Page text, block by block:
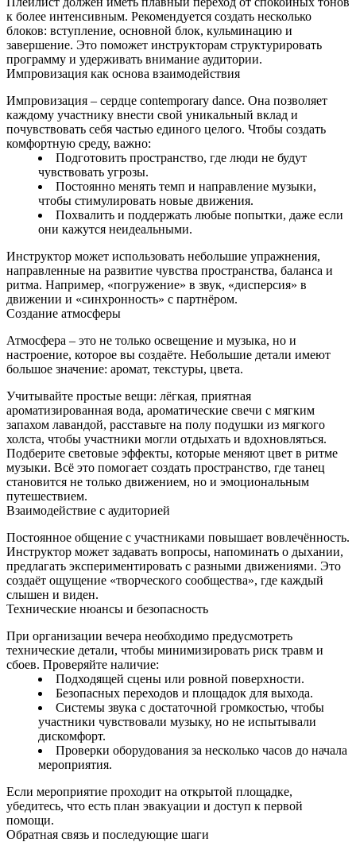
к более интенсивным. Рекомендуется создать несколько
блоков: вступление, основной блок, кульминацию и
завершение. Это поможет инструкторам структурировать
программу и удерживать внимание аудитории.
Импровизация как основа взаимодействия
Импровизация – сердце contemporary dance. Она позволяет
каждому участнику внести свой уникальный вклад и
почувствовать себя частью единого целого. Чтобы создать
комфортную среду, важно:
Подготовить пространство, где люди не будут
чувствовать угрозы.
Постоянно менять темп и направление музыки,
чтобы стимулировать новые движения.
Похвалить и поддержать любые попытки, даже если
они кажутся неидеальными.
Инструктор может использовать небольшие упражнения,
направленные на развитие чувства пространства, баланса и
ритма. Например, «погружение» в звук, «дисперсия» в
движении и «синхронность» с партнёром.
Создание атмосферы
Атмосфера – это не только освещение и музыка, но и
настроение, которое вы создаёте. Небольшие детали имеют
большое значение: аромат, текстуры, цвета.
Учитывайте простые вещи: лёгкая, приятная
ароматизированная вода, ароматические свечи с мягким
запахом лавандой, расставьте на полу подушки из мягкого
холста, чтобы участники могли отдыхать и вдохновляться.
Подберите световые эффекты, которые меняют цвет в ритме
музыки. Всё это помогает создать пространство, где танец
становится не только движением, но и эмоциональным
путешествием.
Взаимодействие с аудиторией
Постоянное общение с участниками повышает вовлечённость.
Инструктор может задавать вопросы, напоминать о дыхании,
предлагать экспериментировать с разными движениями. Это
создаёт ощущение «творческого сообщества», где каждый
слышен и виден.
Технические нюансы и безопасность
При организации вечера необходимо предусмотреть
технические детали, чтобы минимизировать риск травм и
сбоев. Проверяйте наличие:
Подходящей сцены или ровной поверхности.
Безопасных переходов и площадок для выхода.
Системы звука с достаточной громкостью, чтобы
участники чувствовали музыку, но не испытывали
дискомфорт.
Проверки оборудования за несколько часов до начала
мероприятия.
Если мероприятие проходит на открытой площадке,
убедитесь, что есть план эвакуации и доступ к первой
помощи.
Обратная связь и последующие шаги